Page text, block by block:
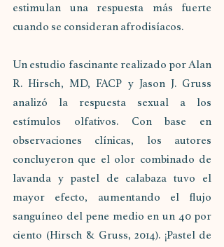
estimulan una respuesta más fuerte
cuando se consideran afrodisíacos.
Un estudio fascinante realizado por Alan
R. Hirsch, MD, FACP y Jason J. Gruss
analizó la respuesta sexual a los
estímulos olfativos. Con base en
observaciones clínicas, los autores
concluyeron que el olor combinado de
lavanda y pastel de calabaza tuvo el
mayor efecto, aumentando el flujo
sanguíneo del pene medio en un 40 por
ciento (Hirsch & Gruss, 2014). ¡Pastel de